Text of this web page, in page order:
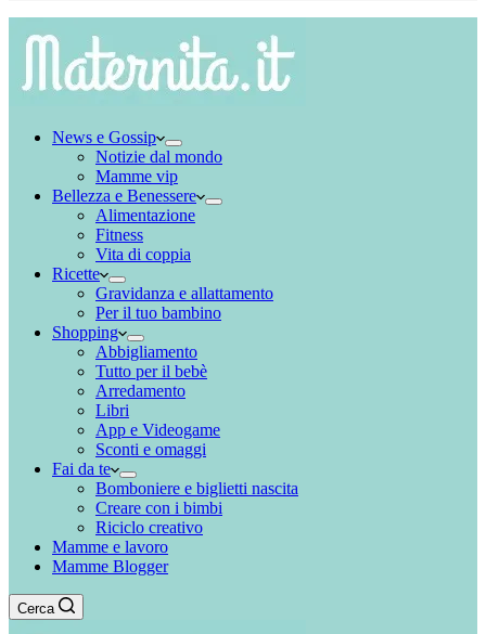
News e Gossip
Notizie dal mondo
Mamme vip
Bellezza e Benessere
Alimentazione
Fitness
Vita di coppia
Ricette
Gravidanza e allattamento
Per il tuo bambino
Shopping
Abbigliamento
Tutto per il bebè
Arredamento
Libri
App e Videogame
Sconti e omaggi
Fai da te
Bomboniere e biglietti nascita
Creare con i bimbi
Riciclo creativo
Mamme e lavoro
Mamme Blogger
Cerca